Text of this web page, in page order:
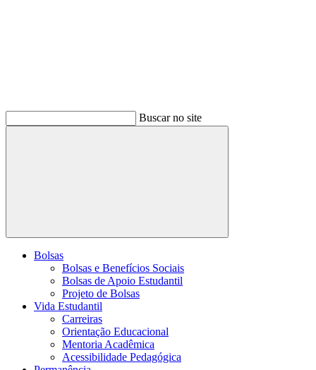
Buscar no site
Buscar
Bolsas
Bolsas e Benefícios Sociais
Bolsas de Apoio Estudantil
Projeto de Bolsas
Vida Estudantil
Carreiras
Orientação Educacional
Mentoria Acadêmica
Acessibilidade Pedagógica